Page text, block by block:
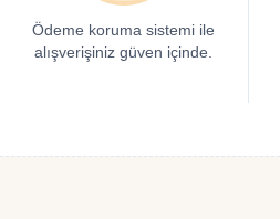
Ödeme koruma sistemi ile
alışverişiniz güven içinde.